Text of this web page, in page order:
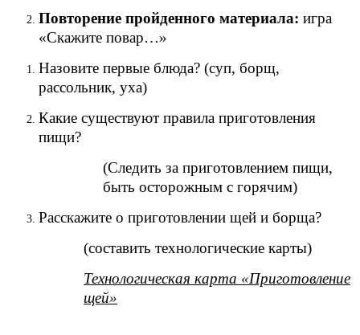
Повторение пройденного материала: игра
«Скажите повар…»
Назовите первые блюда? (суп, борщ,
рассольник, уха)
Какие существуют правила приготовления
пищи?
(Следить за приготовлением пищи,
быть осторожным с горячим)
Расскажите о приготовлении щей и борща?
(составить технологические карты)
Технологическая карта «Приготовление
щей»